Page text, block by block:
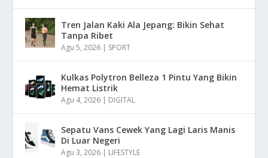
Tren Jalan Kaki Ala Jepang: Bikin Sehat
Tanpa Ribet
Agu 5, 2026 | SPORT
Kulkas Polytron Belleza 1 Pintu Yang Bikin
Hemat Listrik
Agu 4, 2026 | DIGITAL
Sepatu Vans Cewek Yang Lagi Laris Manis
Di Luar Negeri
Agu 3, 2026 | LIFESTYLE